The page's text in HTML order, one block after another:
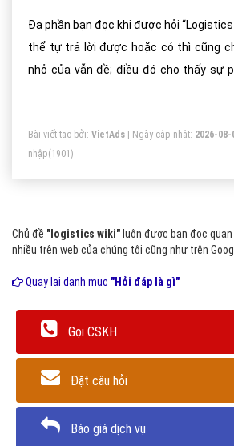
Đa phần bạn đọc khi được hỏi “Logistics
thể tự trả lời được hoặc có thì cũng
nhỏ của vẫn đề; điều đó cho thấy sự
Bài viết tạo bởi: VietAds | Ngày cập nhật: 2026-08-
nhập(1901)
Chủ đề "logistics wiki" luôn được bạn đọc
nhiều trên web của chúng tôi cũng như trên
Quay lại danh mục "Hỏi đáp là gì"
Gọi CSKH
Đặt câu hỏi
Báo giá dịch vụ